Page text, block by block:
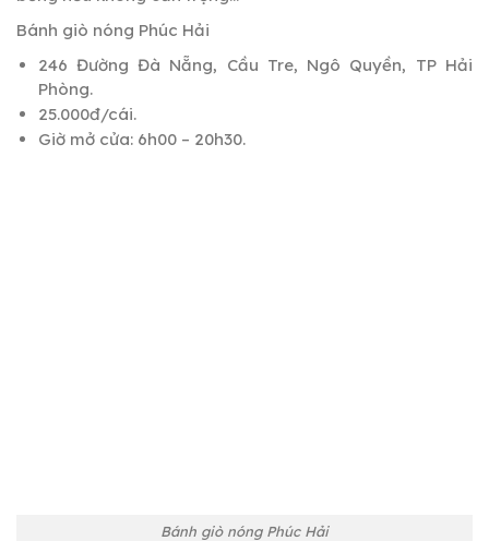
Bánh giò nóng Phúc Hải
246 Đường Đà Nẵng, Cầu Tre, Ngô Quyền, TP Hải
Phòng.
25.000đ/cái.
Giờ mở cửa: 6h00 – 20h30.
Bánh giò nóng Phúc Hải